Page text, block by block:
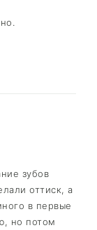
зубов
оттиск, а
в первые
но потом